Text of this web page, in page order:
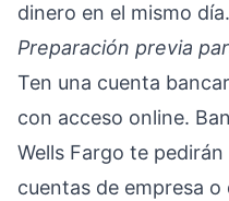
dinero en el mismo día.
Preparación previa
Ten una cuenta
con acceso online.
Wells Fargo te
cuentas de empresa o